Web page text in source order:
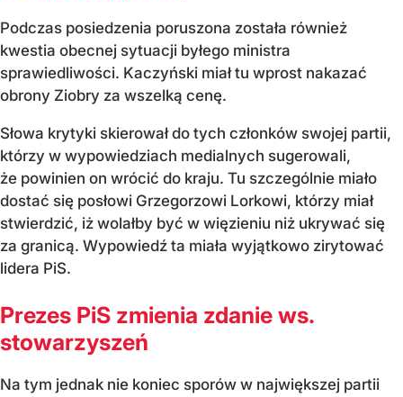
Podczas posiedzenia poruszona została również
kwestia obecnej sytuacji byłego ministra
sprawiedliwości. Kaczyński miał tu wprost nakazać
obrony Ziobry za wszelką cenę.
Słowa krytyki skierował do tych członków swojej partii,
którzy w wypowiedziach medialnych sugerowali,
że powinien on wrócić do kraju. Tu szczególnie miało
dostać się posłowi Grzegorzowi Lorkowi, którzy miał
stwierdzić, iż wolałby być w więzieniu niż ukrywać się
za granicą. Wypowiedź ta miała wyjątkowo zirytować
lidera PiS.
Prezes PiS zmienia zdanie ws.
stowarzyszeń
Na tym jednak nie koniec sporów w największej partii